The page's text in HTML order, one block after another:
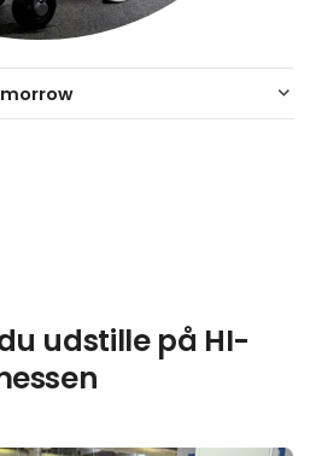
keyboard_arrow_down
udstille på HI-